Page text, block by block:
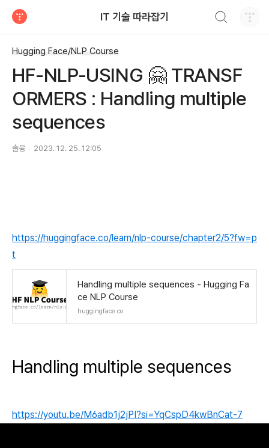
IT 기술 따라잡기
Hugging Face/NLP Course
HF-NLP-USING 🤗 TRANSF
ORMERS : Handling multiple
sequences
솔웅 2023. 12. 25. 12:05
https://huggingface.co/learn/nlp-course/chapter2/5?fw=p
t
Handling multiple sequences - Hugging Fa
ce NLP Course
huggingface.co
Handling multiple sequences
https://youtu.be/M6adb1j2jPI?si=YqCspD4kwBnCat-7